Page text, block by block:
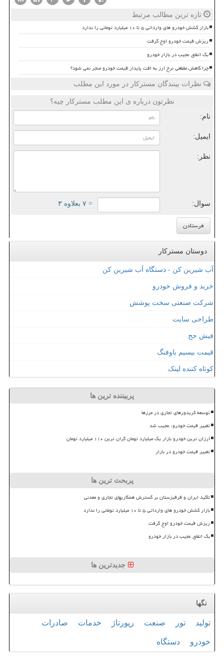
تازه ترین مطالب مرتبط
بازار کشش خودرو های وارداتی ۵ تا ۱۰ میلیارد تومانی را ندارد
ریزش قیمت خودرو اوج گرفت
بک اتفاق عجیب در بازار خودرو
چرا کاهش مقطعی نرخ ارز به افت پایدار قیمت خودرو منجر نمی شود؟
نظرات بینندگان مسترکار در مورد این مطلب
نظرتون درباره ی این مطلب مسترکار چیه؟
نام:
ایمیل:
نظر:
سوال: = ۷ بعلاوه ۳
دوستان مسترکار
آب شیرین کن - دستگاه آب شیرین کن
خرید و فروش خودرو
شرکت صنعتی سخت پوشش
طراحی سایت
فیش حج
قیمت بیسیم باوفنگ
کوتاه کننده لینک
پربیننده ترین ها
توسعه کریدورهای تجاری در مرزها
تغییر قیمت خودرو، عجیب شد
ارزان ترین خودرو بازار یک میلیارد تومان گران ترین ۱۱۰ میلیارد تومان
تغییر قیمت خودرو در بازار
پربحث ترین ها
تأکید ایران و قرقیزستان بر گسترش همکاریهای تجاری و معدنی
بازار کشش خودرو های وارداتی ۵ تا ۱۰ میلیارد تومانی را ندارد
ریزش قیمت خودرو اوج گرفت
بک اتفاق عجیب در بازار خودرو
جدیدترین ها
تگها
تولید تور صنعت رپورتاژ خدمات صادرات
خودرو دستگاه